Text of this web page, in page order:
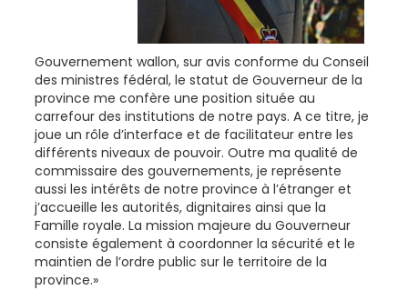
Gouvernement wallon, sur avis conforme du Conseil
des ministres fédéral, le statut de Gouverneur de la
province me confère une position située au
carrefour des institutions de notre pays. A ce titre, je
joue un rôle d’interface et de facilitateur entre les
différents niveaux de pouvoir. Outre ma qualité de
commissaire des gouvernements, je représente
aussi les intérêts de notre province à l’étranger et
j’accueille les autorités, dignitaires ainsi que la
Famille royale. La mission majeure du Gouverneur
consiste également à coordonner la sécurité et le
maintien de l’ordre public sur le territoire de la
province.»